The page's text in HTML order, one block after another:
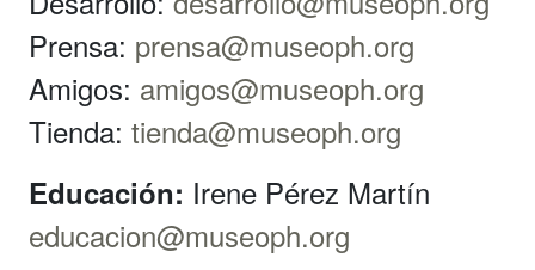
Prensa: prensa@museoph.org
Amigos: amigos@museoph.org
Tienda: tienda@museoph.org
Educación: Irene Pérez Martín
educacion@museoph.org